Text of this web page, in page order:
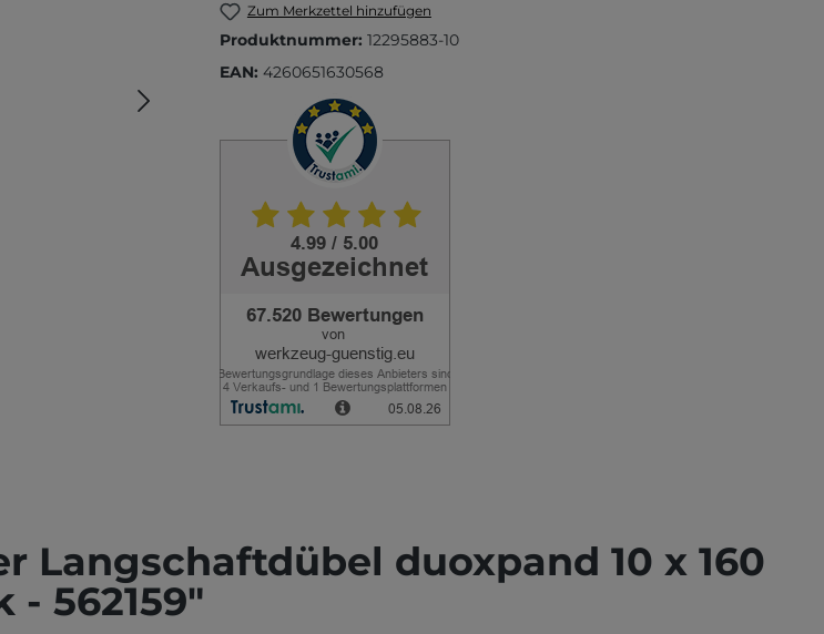
Zum Merkzettel hinzufügen
Produktnummer: 12295883-10
EAN: 4260651630568
duoxpand 10 x 160
- 562159"